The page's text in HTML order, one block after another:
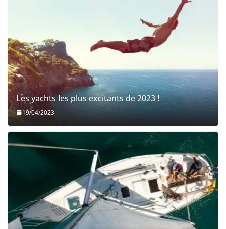
Les yachts les plus excitants de 2023 !
19/04/2023